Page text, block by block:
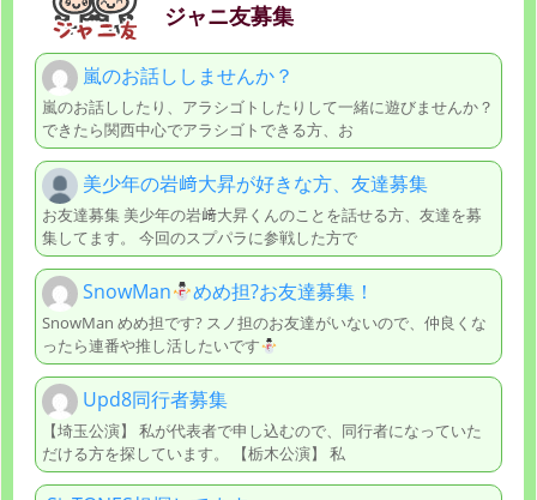
ジャニ友募集
嵐のお話ししませんか？
嵐のお話ししたり、アラシゴトしたりして一緒に遊びませんか？
できたら関西中心でアラシゴトできる方、お
美少年の岩﨑大昇が好きな方、友達募集
お友達募集 美少年の岩﨑大昇くんのことを話せる方、友達を募
集してます。 今回のスプパラに参戦した方で
SnowMan めめ担?お友達募集！
SnowMan めめ担です? スノ担のお友達がいないので、仲良くな
ったら連番や推し活したいです
Upd8同行者募集
【埼玉公演】 私が代表者で申し込むので、同行者になっていた
だける方を探しています。 【栃木公演】 私